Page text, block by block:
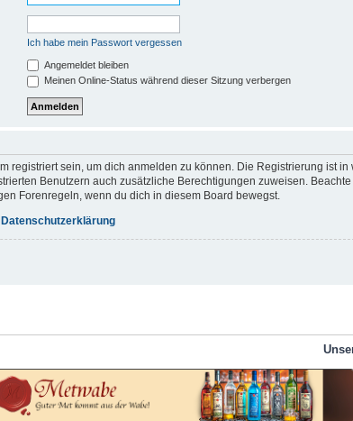
Ich habe mein Passwort vergessen
Angemeldet bleiben
Meinen Online-Status während dieser Sitzung verbergen
registriert sein, um dich anmelden zu können. Die Registrierung ist
Benutzern auch zusätzliche Berechtigungen zuweisen.
Forenregeln, wenn du dich in diesem Board bewegst.
Datenschutzerklärung